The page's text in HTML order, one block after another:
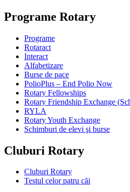
Programe Rotary
Programe
Rotaract
Interact
Alfabetizare
Burse de pace
PolioPlus – End Polio Now
Rotary Fellowships
Rotary Friendship Exchange
RYLA
Rotary Youth Exchange
Schimburi de elevi şi burse
Cluburi Rotary
Cluburi Rotary
Testul celor patru căi